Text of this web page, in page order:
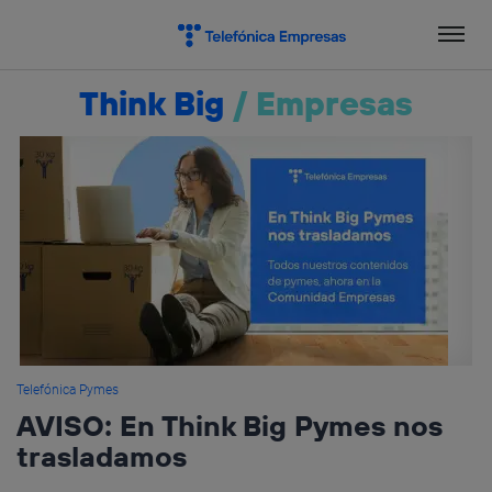
Think Big / Empresas
Telefónica Pymes
AVISO: En Think Big Pymes nos
trasladamos